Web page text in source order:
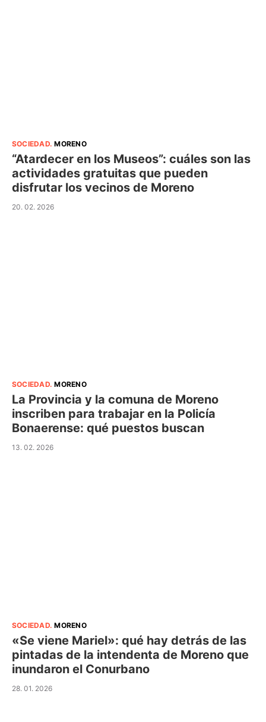
SOCIEDAD.MORENO
“Atardecer en los Museos”: cuáles son las
actividades gratuitas que pueden
disfrutar los vecinos de Moreno
20. 02. 2026
SOCIEDAD.MORENO
La Provincia y la comuna de Moreno
inscriben para trabajar en la Policía
Bonaerense: qué puestos buscan
13. 02. 2026
SOCIEDAD.MORENO
«Se viene Mariel»: qué hay detrás de las
pintadas de la intendenta de Moreno que
inundaron el Conurbano
28. 01. 2026